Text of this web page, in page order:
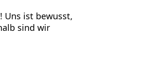
Uns ist bewusst,
sind wir